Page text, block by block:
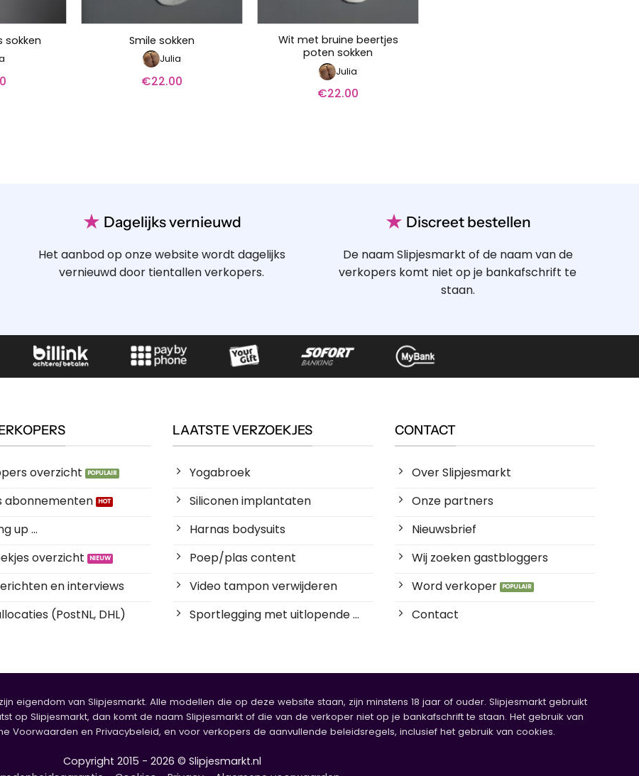
sokken Smile sokken
Julia
€22.00
Wit met bruine beertjes
poten sokken
Julia
€22.00
★ Dagelijks vernieuwd
Het aanbod op onze website wordt dagelijks
vernieuwd door tientallen verkopers.
★ Discreet bestellen
De naam Slipjesmarkt of de naam van de
verkopers komt niet op je bankafschrift te
staan.
overzicht
abonnementen
up ...
overzicht
en interviews
(PostNL, DHL)
LAATSTE VERZOEKJES
Yogabroek
Siliconen implantaten
Harnas bodysuits
Poep/plas content
Video tampon verwijderen
Sportlegging met uitlopende ...
CONTACT
Over Slipjesmarkt
Onze partners
Nieuwsbrief
Wij zoeken gastbloggers
Word verkoper
Contact
eigendom van Slipjesmarkt. Alle modellen die op deze website staan, zijn minstens 18 jaar of ouder. Slipjesmarkt gebruikt
op Slipjesmarkt, dan komt de naam Slipjesmarkt of die van de verkoper niet op je bankafschrift te staan. Het gebruik van
Voorwaarden en Privacybeleid, en voor verkopers de aanvullende beleidsregels, inclusief het gebruik van cookies.
Copyright 2015 - 2026 © Slipjesmarkt.nl